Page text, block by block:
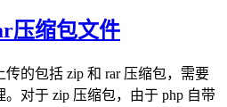
压缩包文件
的包括 zip 和 rar 压缩包，需要
对于 zip 压缩包，由于 php 自带